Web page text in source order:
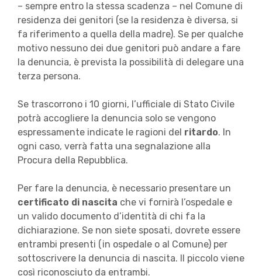
– sempre entro la stessa scadenza – nel Comune di
residenza dei genitori (se la residenza è diversa, si
fa riferimento a quella della madre). Se per qualche
motivo nessuno dei due genitori può andare a fare
la denuncia, è prevista la possibilità di delegare una
terza persona.
Se trascorrono i 10 giorni, l’ufficiale di Stato Civile
potrà accogliere la denuncia solo se vengono
espressamente indicate le ragioni del ritardo. In
ogni caso, verrà fatta una segnalazione alla
Procura della Repubblica.
Per fare la denuncia, è necessario presentare un
certificato di nascita che vi fornirà l’ospedale e
un valido documento d’identità di chi fa la
dichiarazione. Se non siete sposati, dovrete essere
entrambi presenti (in ospedale o al Comune) per
sottoscrivere la denuncia di nascita. Il piccolo viene
così riconosciuto da entrambi.